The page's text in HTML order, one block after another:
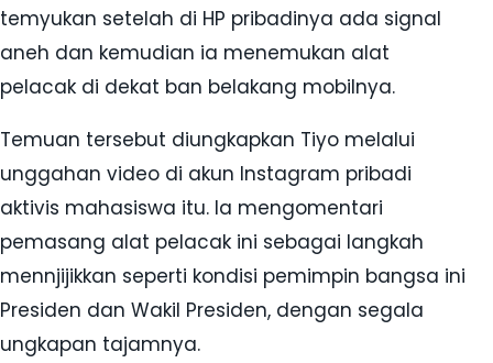
temyukan setelah di HP pribadinya ada signal
aneh dan kemudian ia menemukan alat
pelacak di dekat ban belakang mobilnya.
Temuan tersebut diungkapkan Tiyo melalui
unggahan video di akun Instagram pribadi
aktivis mahasiswa itu. Ia mengomentari
pemasang alat pelacak ini sebagai langkah
mennjijikkan seperti kondisi pemimpin bangsa ini
Presiden dan Wakil Presiden, dengan segala
ungkapan tajamnya.